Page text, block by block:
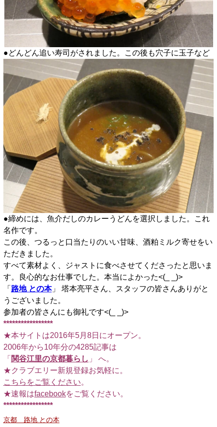
●どんどん追い寿司がされました。この後も穴子に玉子など
●締めには、魚介だしのカレーうどんを選択しました。これ
名作です。
この後、つるっと口当たりのいい甘味、酒粕ミルク寄せをい
ただきました。
すべて素材よく、ジャストに食べさせてくださったと思いま
す。良心的なお仕事でした。本当によかった<(_ _)>
「 路地 との本」 塔本亮平さん、スタッフの皆さんありがと
うございました。
参加者の皆さんにも御礼です<(_ _)>
*****************
★本サイトは2016年5月8日にオープン。
2006年から10年分の4285記事は
「 関谷江里の京都暮らし 」 へ。
★クラブエリー新規登録お気軽に。
こちらをご覧ください。
★速報はfacebookをご覧ください。
*****************
京都 路地 との本